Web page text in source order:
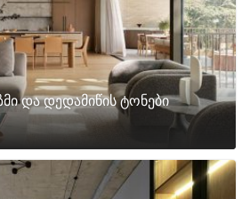
და დედამიწის ტონები